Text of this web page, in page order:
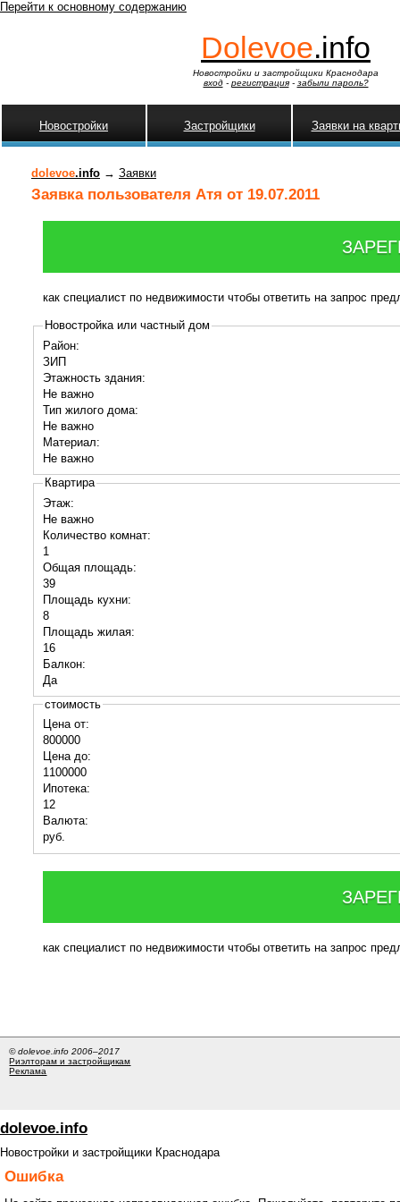
Перейти к основному содержанию
Dolevoe.info
Новостройки и застройщики Краснодара
вход- регистрация- забыли пароль?
Новостройки Застройщики Заявки на
dolevoe.info → Заявки
Заявка пользователя Атя от 19.07.2011
как специалист по недвижимости чтобы ответить на запрос
Новостройка или частный дом
Район:
ЗИП
Этажность здания:
Не важно
Тип жилого дома:
Не важно
Материал:
Не важно
Квартира
Этаж:
Не важно
Количество комнат:
1
Общая площадь:
39
Площадь кухни:
8
Площадь жилая:
16
Балкон:
Да
стоимость
Цена от:
800000
Цена до:
1100000
Ипотека:
12
Валюта:
руб.
как специалист по недвижимости чтобы ответить на запрос
© dolevoe.info 2006–2017
Риэлторам и застройщикам
Реклама
dolevoe.info
Новостройки и застройщики Краснодара
Ошибка